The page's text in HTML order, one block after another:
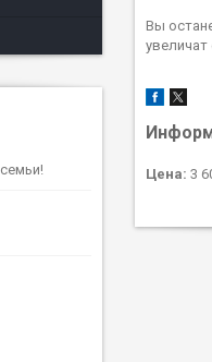
Вы
увеличат
Цена: 3